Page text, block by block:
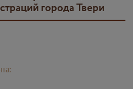
города Твери